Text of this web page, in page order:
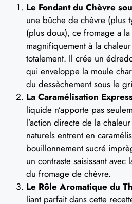
Le Fondant du Chèvre
une bûche de chèvre (plus
(plus doux), ce fromage a
magnifiquement à la
totalement. Il crée un
qui enveloppe la moule
du dessèchement sous le
La Caramélisation
liquide n’apporte pas
l’action directe de la
naturels entrent en
bouillonnement sucré
un contraste saisissant
du fromage de chèvre.
Le Rôle Aromatique du
liant parfait dans cette